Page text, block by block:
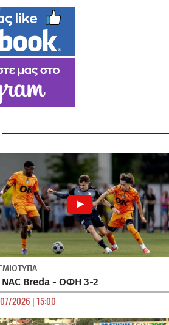
NAC Breda - ΟΦΗ 3-2
2026 | 15:00